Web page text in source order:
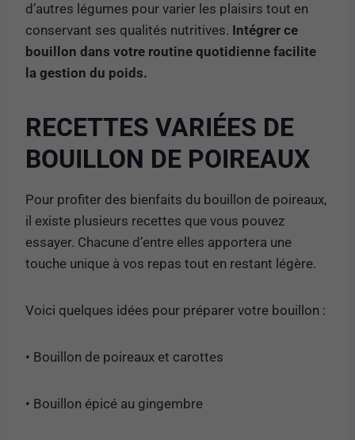
d’autres légumes pour varier les plaisirs tout en
conservant ses qualités nutritives. Intégrer ce
bouillon dans votre routine quotidienne facilite
la gestion du poids.
RECETTES VARIÉES DE
BOUILLON DE POIREAUX
Pour profiter des bienfaits du bouillon de poireaux,
il existe plusieurs recettes que vous pouvez
essayer. Chacune d’entre elles apportera une
touche unique à vos repas tout en restant légère.
Voici quelques idées pour préparer votre bouillon :
• Bouillon de poireaux et carottes
• Bouillon épicé au gingembre